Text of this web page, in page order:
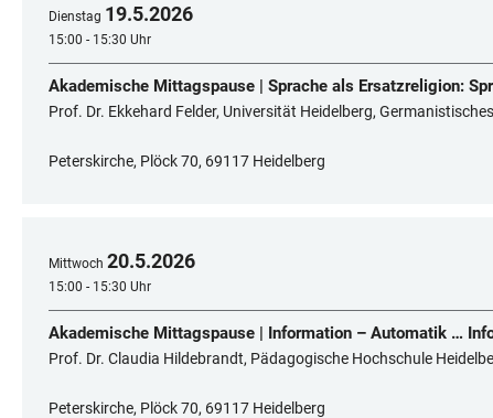
Dienstag 19.5.2026
15:00 - 15:30 Uhr
Akademische Mittagspause | Sprache als Ersatzreligion:
Prof. Dr. Ekkehard Felder, Universität Heidelberg,
Peterskirche, Plöck 70, 69117 Heidelberg
Mittwoch 20.5.2026
15:00 - 15:30 Uhr
Akademische Mittagspause | Information – Automatik …
Prof. Dr. Claudia Hildebrandt, Pädagogische Hochschule
Peterskirche, Plöck 70, 69117 Heidelberg